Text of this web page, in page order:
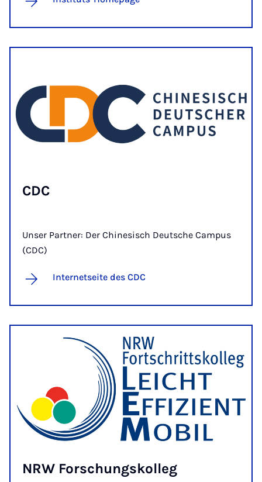
CDC
Unser Partner: Der Chinesisch Deutsche Campus
(CDC)
Internetseite des CDC
NRW For­schungs­kol­leg